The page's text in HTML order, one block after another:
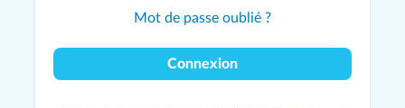
Mot de passe oublié ?
Connexion